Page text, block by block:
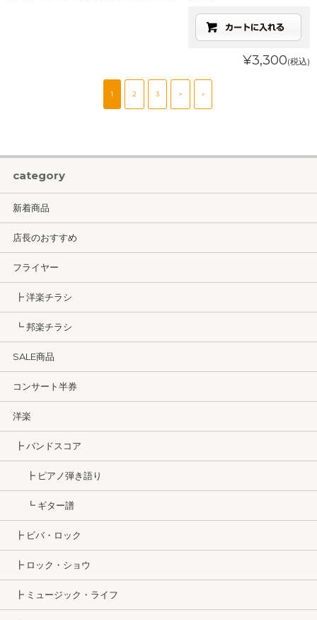
¥3,300(税込)
1 2 3 > »
category
新着商品
店長のおすすめ
フライヤー
┣ 洋楽チラシ
┗ 邦楽チラシ
SALE商品
コンサート半券
洋楽
┣ バンドスコア
┣ ピアノ弾き語り
┗ ギター譜
┣ ビバ・ロック
┣ ロック・ショウ
┣ ミュージック・ライフ